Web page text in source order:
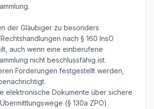
der Gläubiger zu besonders
nach § 160 InsO
auch wenn eine einberufene
nicht beschlussfähig ist.
Forderungen festgestellt werden,
elektronische Dokumente über sichere
(§ 130a ZPO)